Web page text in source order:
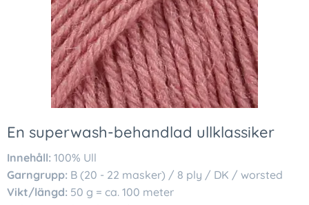
En superwash-behandlad ullklassiker
Innehåll: 100% Ull
Garngrupp: B (20 - 22 masker) / 8 ply / DK / worsted
Vikt/längd: 50 g = ca. 100 meter